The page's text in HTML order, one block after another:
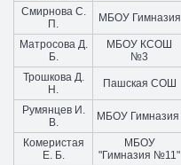
Смирнова С.
П.
МБОУ Гимназия
Матросова Д.
Б.
МБОУ КСОШ
№3
Трошкова Д.
Н.
Пашская СОШ
Румянцев И.
В.
МБОУ Гимназия
Комеристая
Е. Б.
МБОУ
"Гимназия №11"